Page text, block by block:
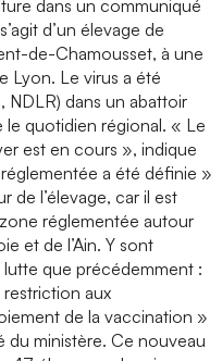
dans un communiqué
d’un élevage de
de-Chamousset, à une
Lyon. Le virus a été
NDLR) dans un abattoir
quotidien régional. « Le
est en cours », indique
a été définie »
de l’élevage, car il est
réglementée autour
et de l’Ain. Y sont
que précédemment :
aux
de la vaccination »
du ministère. Ce nouveau